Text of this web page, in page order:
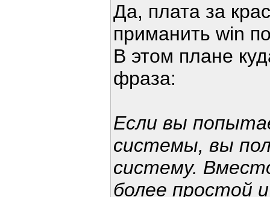
Да, плата за
приманить win
В этом плане
фраза:
Если вы
системы, вы
систему.
более простой